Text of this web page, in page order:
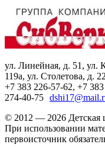
ул. Линейная, д. 51, ул.
119а, ул. Столетова, д.
+7 383 226-57-62, +7
274-40-75
© 2012 — 2026 Детская
При использовании
первоисточник